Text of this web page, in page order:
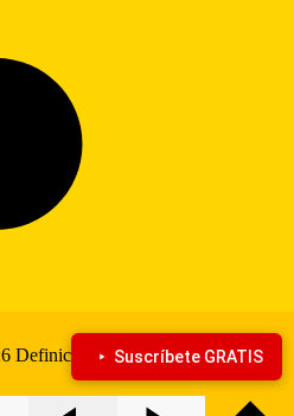
Definiciona Suscríbete GRATIS